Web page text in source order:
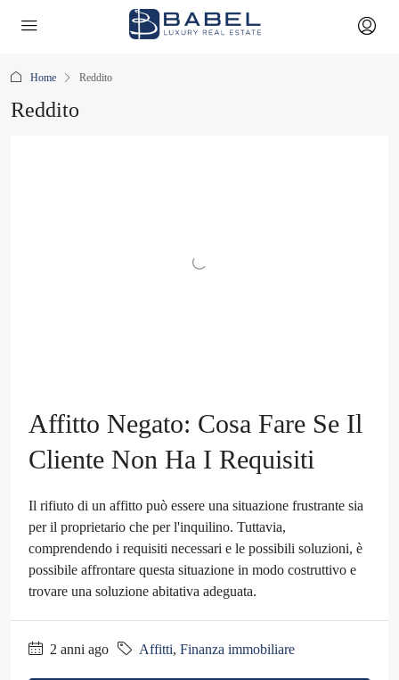
Home Reddito
Reddito
Affitto Negato: Cosa Fare Se Il
Cliente Non Ha I Requisiti
Il rifiuto di un affitto può essere una situazione frustrante sia
per il proprietario che per l'inquilino. Tuttavia,
comprendendo i requisiti necessari e le possibili soluzioni, è
possibile affrontare questa situazione in modo costruttivo e
trovare una soluzione abitativa adeguata.
2 anni ago Affitti, Finanza immobiliare